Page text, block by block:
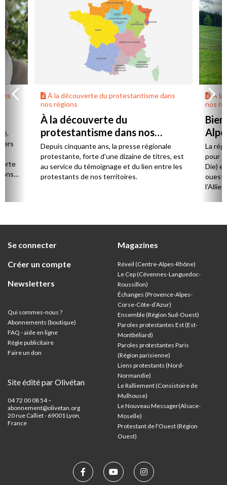
À la découverte du protestantisme dans
nos régions
À la découverte du
protestantisme dans nos
régions
Depuis cinquante ans, la presse régionale
protestante, forte d’une dizaine de titres, est
au service du témoignage et du lien entre les
protestants de nos territoires.
À la
nos
La
pour
Die)
ouest,
Se connecter
Créer un compte
Newsletters
Qui sommes-nous ?
Abonnements (boutique)
FAQ - aide en ligne
Régie publicitaire
Faire un don
Site édité par Olivétan
04 72 00 08 54 –
abonnement@olivetan.org
20 rue Calliet - 69001 Lyon,
France
Magazines
Réveil (Centre-Alpes-Rhône)
Le Cep (Cévennes-Languedoc-
Roussillon)
Échanges (Provence-Alpes-
Corse-Côte-d’Azur)
Ensemble (Région Sud-Ouest)
Paroles protestantes Est (Est-
Montbéliard)
Paroles protestantes Paris
(Région parisienne)
Liens protestants (Nord-
Normandie)
Le Ralliement (Consistoire de
Mulhouse)
Le Nouveau Messager(Alsace-
Moselle)
Protestant de l'Ouest (Région
Ouest)